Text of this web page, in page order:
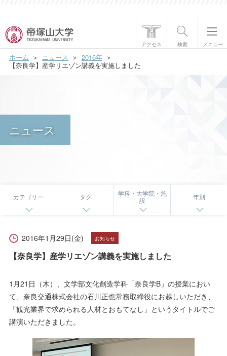
アクセス 検索 メニュー
帝塚山大学について
学部・大学院
研究・社会貢献
保護者の方へ 卒業生の方へ
一般の方へ 企業・採用担当者の方へ
English お問い合わせ
ホーム ニュース
2016年
【奈良学】産学リエゾン講義を実施しました
ニュース
カテゴリー タグ
学科・大学院・施
設
年別
2016年1月29日(金) お知らせ
【奈良学】産学リエゾン講義を実施しました
1月21日（木）、文学部文化創造学科「奈良学B」の授業におい
て、奈良交通株式会社の石川正也常務取締役にお越しいただき、
「観光業界で求められる人材とおもてなし」というタイトルでご
講演いただきました。